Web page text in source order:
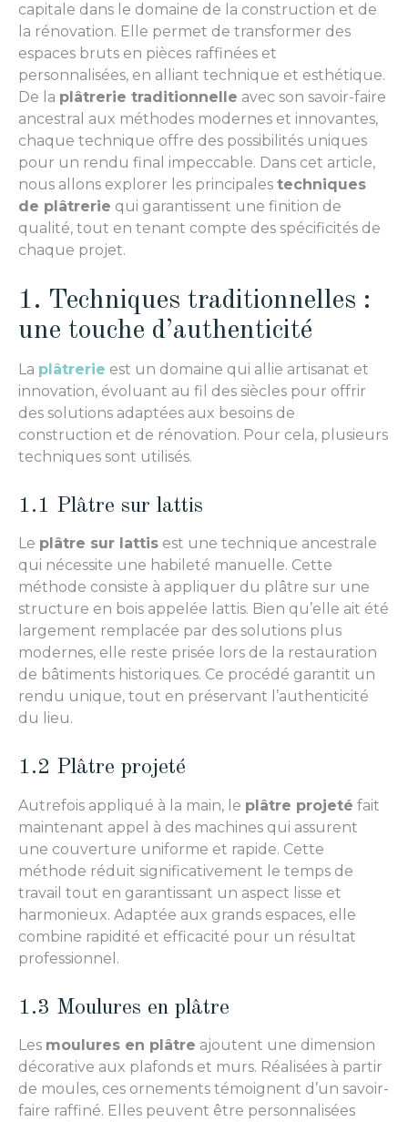
capitale dans le domaine de la construction et de
la rénovation. Elle permet de transformer des
espaces bruts en pièces raffinées et
personnalisées, en alliant technique et esthétique.
De la plâtrerie traditionnelle avec son savoir-faire
ancestral aux méthodes modernes et innovantes,
chaque technique offre des possibilités uniques
pour un rendu final impeccable. Dans cet article,
nous allons explorer les principales techniques
de plâtrerie qui garantissent une finition de
qualité, tout en tenant compte des spécificités de
chaque projet.
1. Techniques traditionnelles :
une touche d’authenticité
La plâtrerie est un domaine qui allie artisanat et
innovation, évoluant au fil des siècles pour offrir
des solutions adaptées aux besoins de
construction et de rénovation. Pour cela, plusieurs
techniques sont utilisés.
1.1 Plâtre sur lattis
Le plâtre sur lattis est une technique ancestrale
qui nécessite une habileté manuelle. Cette
méthode consiste à appliquer du plâtre sur une
structure en bois appelée lattis. Bien qu’elle ait été
largement remplacée par des solutions plus
modernes, elle reste prisée lors de la restauration
de bâtiments historiques. Ce procédé garantit un
rendu unique, tout en préservant l’authenticité
du lieu.
1.2 Plâtre projeté
Autrefois appliqué à la main, le plâtre projeté fait
maintenant appel à des machines qui assurent
une couverture uniforme et rapide. Cette
méthode réduit significativement le temps de
travail tout en garantissant un aspect lisse et
harmonieux. Adaptée aux grands espaces, elle
combine rapidité et efficacité pour un résultat
professionnel.
1.3 Moulures en plâtre
Les moulures en plâtre ajoutent une dimension
décorative aux plafonds et murs. Réalisées à partir
de moules, ces ornements témoignent d’un savoir-
faire raffiné. Elles peuvent être personnalisées